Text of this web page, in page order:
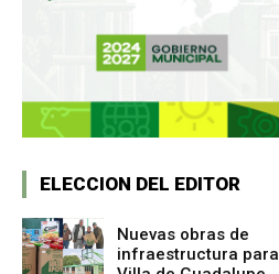
ELECCION DEL EDITOR
Nuevas obras de
infraestructura para